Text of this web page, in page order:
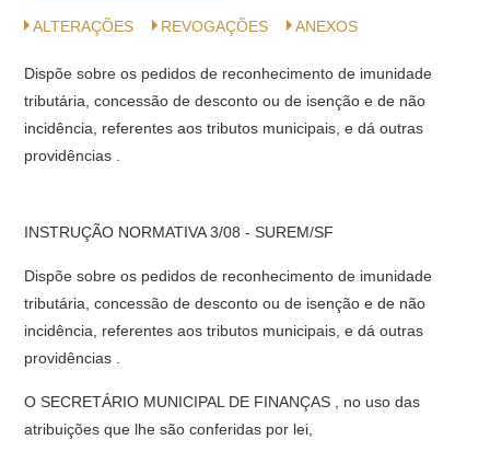
ALTERAÇÕES REVOGAÇÕES ANEXOS
Dispõe sobre os pedidos de reconhecimento de imunidade
tributária, concessão de desconto ou de isenção e de não
incidência, referentes aos tributos municipais, e dá outras
providências .
INSTRUÇÃO NORMATIVA 3/08 - SUREM/SF
Dispõe sobre os pedidos de reconhecimento de imunidade
tributária, concessão de desconto ou de isenção e de não
incidência, referentes aos tributos municipais, e dá outras
providências .
O SECRETÁRIO MUNICIPAL DE FINANÇAS , no uso das
atribuições que lhe são conferidas por lei,